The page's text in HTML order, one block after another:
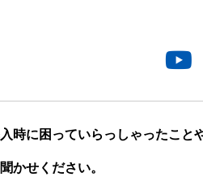
時に困っていらっしゃったこ
かせください。